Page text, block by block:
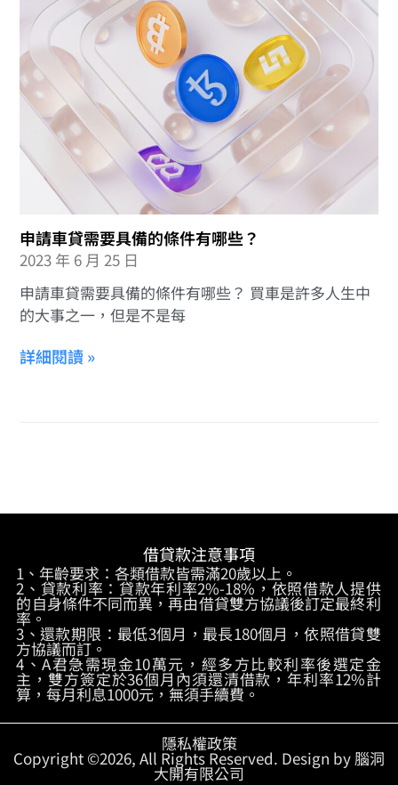
申請車貸需要具備的條件有哪些？
2023 年 6 月 25 日
申請車貸需要具備的條件有哪些？ 買車是許多人生中
的大事之一，但是不是每
詳細閱讀 »
借貸款注意事項
1、年齡要求：各類借款皆需滿20歲以上。
2、貸款利率：貸款年利率2%-18%，依照借款人提供
的自身條件不同而異，再由借貸雙方協議後訂定最終利
率。
3、還款期限：最低3個月，最長180個月，依照借貸雙
方協議而訂。
4、A君急需現金10萬元，經多方比較利率後選定金
主，雙方簽定於36個月內須還清借款，年利率12%計
算，每月利息1000元，無須手續費。
隱私權政策
Copyright ©2026, All Rights Reserved. Design by 腦洞
大開有限公司